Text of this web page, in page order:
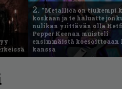
2. ”Metallica on tiukempi
koskaan ja te haluatte
nulikan yrittävän olla
Pepper Keenan muisteli
ensimmäistä
kanssa